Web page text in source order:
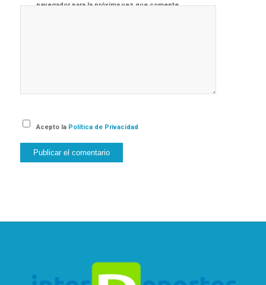
navegador para la próxima vez que comente.
Acepto la Política de Privacidad